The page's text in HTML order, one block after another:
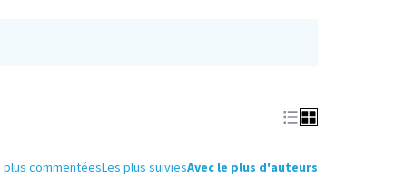
plus commentéesLes plus suiviesAvec le plus d'auteurs